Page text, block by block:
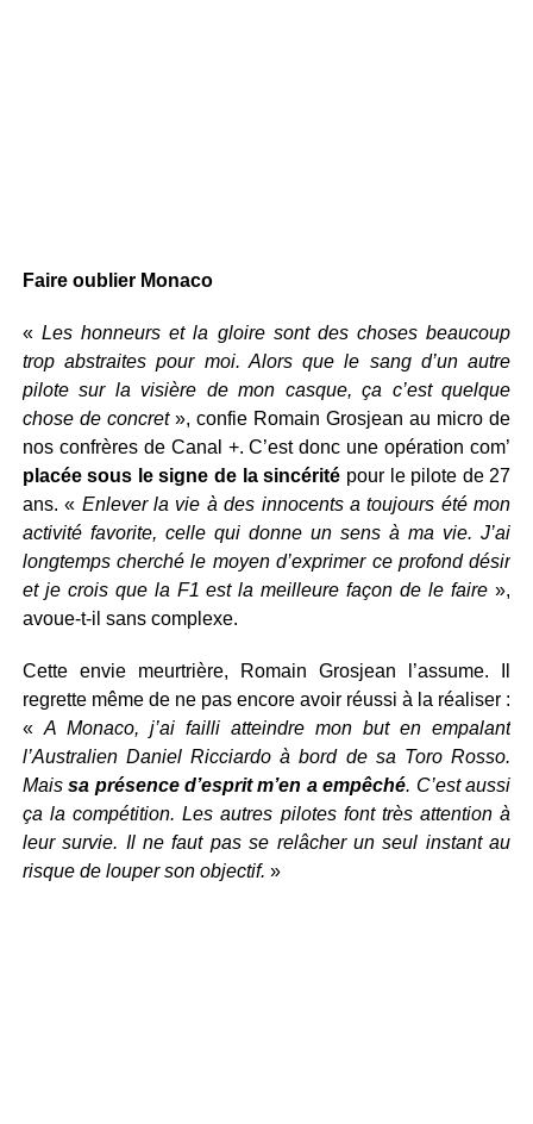
Faire oublier Monaco
« Les honneurs et la gloire sont des choses beaucoup
trop abstraites pour moi. Alors que le sang d’un autre
pilote sur la visière de mon casque, ça c’est quelque
chose de concret», confie Romain Grosjean au micro de
nos confrères de Canal +. C’est donc une opération com’
placée sous le signe de la sincérité pour le pilote de 27
ans. « Enlever la vie à des innocents a toujours été mon
activité favorite, celle qui donne un sens à ma vie. J’ai
longtemps cherché le moyen d’exprimer ce profond désir
et je crois que la F1 est la meilleure façon de le faire »,
avoue-t-il sans complexe.
Cette envie meurtrière, Romain Grosjean l’assume. Il
regrette même de ne pas encore avoir réussi à la réaliser :
« A Monaco, j’ai failli atteindre mon but en empalant
l’Australien Daniel Ricciardo à bord de sa Toro Rosso.
Maissa présence d’esprit m’en a empêché. C’est aussi
ça la compétition. Les autres pilotes font très attention à
leur survie. Il ne faut pas se relâcher un seul instant au
risque de louper son objectif. »